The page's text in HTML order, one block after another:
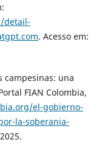
detail-
. Acesso em:
campesinas: una
FIAN Colombia,
el-gobierno-
la-soberania-